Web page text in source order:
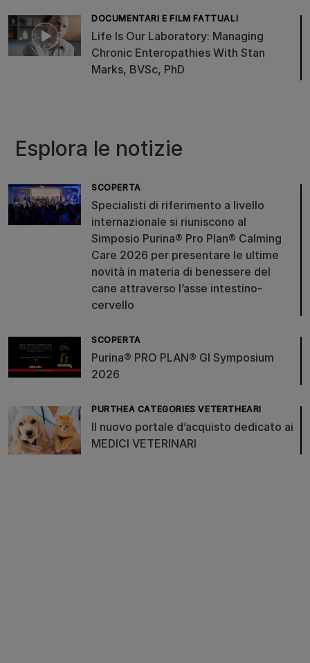
DOCUMENTARI E FILM FATTUALI
Life Is Our Laboratory: Managing
Chronic Enteropathies With Stan
Marks, BVSc, PhD
Esplora le notizie
SCOPERTA
Specialisti di riferimento a livello
internazionale si riuniscono al
Simposio Purina® Pro Plan® Calming
Care 2026 per presentare le ultime
novità in materia di benessere del
cane attraverso l’asse intestino-
cervello
SCOPERTA
Purina® PRO PLAN® GI Symposium
2026
PURTHEA CATEGORIES VETERTHEARI
Il nuovo portale d’acquisto dedicato ai
MEDICI VETERINARI